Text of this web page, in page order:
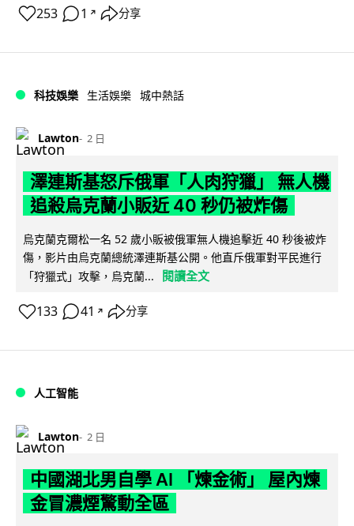
253 1 ↗ 分享
科技娛樂 生活娛樂 城中熱話
Lawton 2 日
澤連斯基怒斥俄軍「人肉狩獵」 無人機
追殺烏克蘭小販近 40 秒仍被炸傷
烏克蘭克爾松一名 52 歲小販被俄軍無人機追擊近 40 秒後被炸
傷，影片由烏克蘭總統澤連斯基公開。他直斥俄軍對平民進行
「狩獵式」攻擊，烏克蘭...
閱讀全文
133 41 ↗ 分享
人工智能
Lawton 2 日
中國湖北男自學 AI 「煉金術」 屋內煉
金冒濃煙驚動全區